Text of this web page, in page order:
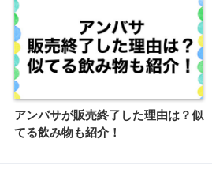
アンバサが販売終了した理由は？似
てる飲み物も紹介！